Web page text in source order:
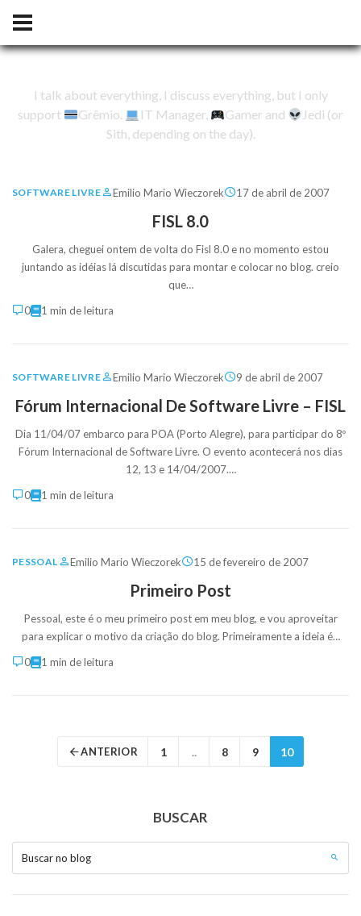
I talk about everything, I discuss everything, but I only
support
Grêmio. IT Manager, Gamer and
Jedi (or
Sith, depending on the day).
SOFTWARE LIVRE Emilio Mario Wieczorek 17 de abril de 2007
FISL 8.0
Galera, cheguei ontem de volta do Fisl 8.0 e no momento estou
juntando as idéias lá discutidas para montar e colocar no blog. creio
que…
0
1 min de leitura
SOFTWARE LIVRE Emilio Mario Wieczorek 9 de abril de 2007
Fórum Internacional De Software Livre – FISL
Dia 11/04/07 embarco para POA (Porto Alegre), para participar do 8º
Fórum Internacional de Software Livre. O evento acontecerá nos dias
12, 13 e 14/04/2007.…
0
1 min de leitura
PESSOAL Emilio Mario Wieczorek 15 de fevereiro de 2007
Primeiro Post
Pessoal, este é o meu primeiro post em meu blog, e vou aproveitar
para explicar o motivo da criação do blog. Primeiramente a ideia é…
0
1 min de leitura
ANTERIOR 1 .. 8 9 10
BUSCAR
Buscar no blog